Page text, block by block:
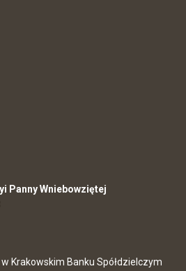
Panny Wniebowziętej
Krakowskim Banku Spółdzielczym